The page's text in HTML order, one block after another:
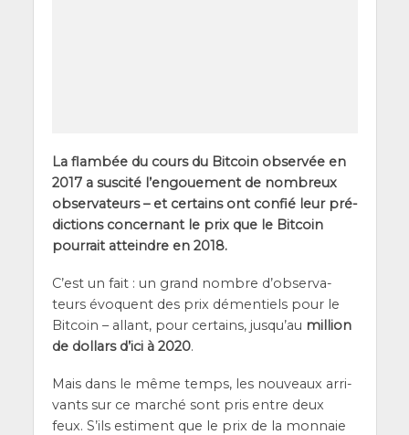
La flam­bée du cours du Bit­coin obser­vée en
2017 a sus­ci­té l’en­goue­ment de nom­breux
obser­va­teurs – et cer­tains ont confié leur pré­
dic­tions concer­nant le prix que le Bit­coin
pour­rait atteindre en 2018.
C’est un fait : un grand nombre d’ob­ser­va­
teurs évoquent des prix démen­tiels pour le
Bit­coin – allant, pour cer­tains, jus­qu’au mil­lion
de dol­lars d’i­ci à 2020.
Mais dans le même temps, les nou­veaux arri­
vants sur ce mar­ché sont pris entre deux
feux. S’ils estiment que le prix de la mon­naie